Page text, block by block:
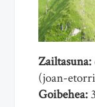
Zailtasuna:
(joan-
Goibehea: